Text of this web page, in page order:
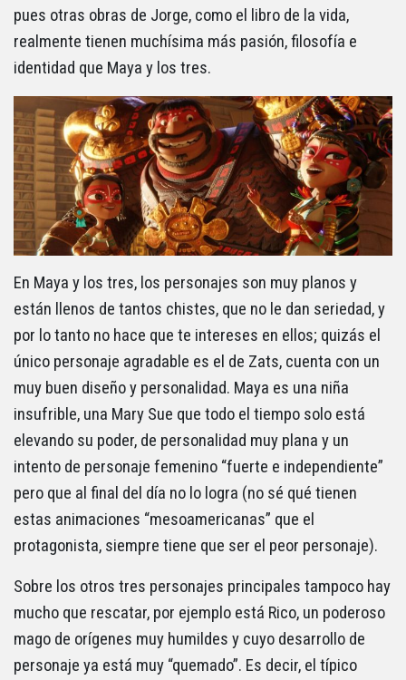
pues otras obras de Jorge, como el libro de la vida,
realmente tienen muchísima más pasión, filosofía e
identidad que Maya y los tres.
En Maya y los tres, los personajes son muy planos y
están llenos de tantos chistes, que no le dan seriedad, y
por lo tanto no hace que te intereses en ellos; quizás el
único personaje agradable es el de Zats, cuenta con un
muy buen diseño y personalidad. Maya es una niña
insufrible, una Mary Sue que todo el tiempo solo está
elevando su poder, de personalidad muy plana y un
intento de personaje femenino “fuerte e independiente”
pero que al final del día no lo logra (no sé qué tienen
estas animaciones “mesoamericanas” que el
protagonista, siempre tiene que ser el peor personaje).
Sobre los otros tres personajes principales tampoco hay
mucho que rescatar, por ejemplo está Rico, un poderoso
mago de orígenes muy humildes y cuyo desarrollo de
personaje ya está muy “quemado”. Es decir, el típico